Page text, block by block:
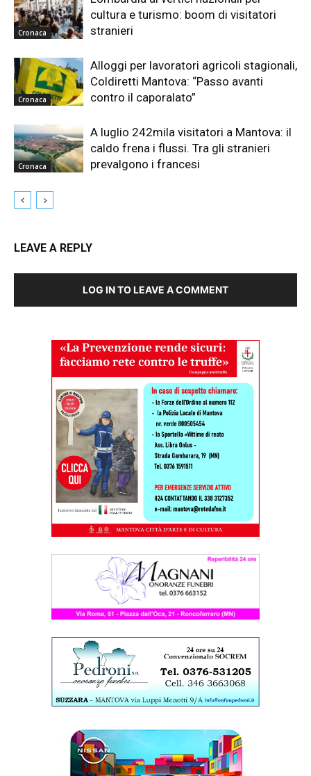
Cronaca
cultura e turismo: boom di visitatori
stranieri
Cronaca
Alloggi per lavoratori agricoli stagionali,
Coldiretti Mantova: “Passo avanti
contro il caporalato”
Cronaca
A luglio 242mila visitatori a Mantova: il
caldo frena i flussi. Tra gli stranieri
prevalgono i francesi
LEAVE A REPLY
LOG IN TO LEAVE A COMMENT